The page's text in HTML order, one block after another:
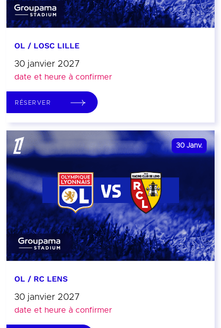
OL / LOSC LILLE
30 janvier 2027
date et heure à confirmer
RÉSERVER
30 Janv.
OL / RC LENS
30 janvier 2027
date et heure à confirmer